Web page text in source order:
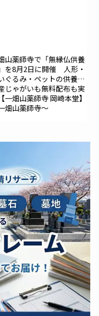
山薬師寺で「無縁仏供養
を8月2日に開催 人形・
ぐるみ・ペットの供養、
じゃがいも無料配布も実
一畑山薬師寺 岡崎本堂】
畑山薬師寺～